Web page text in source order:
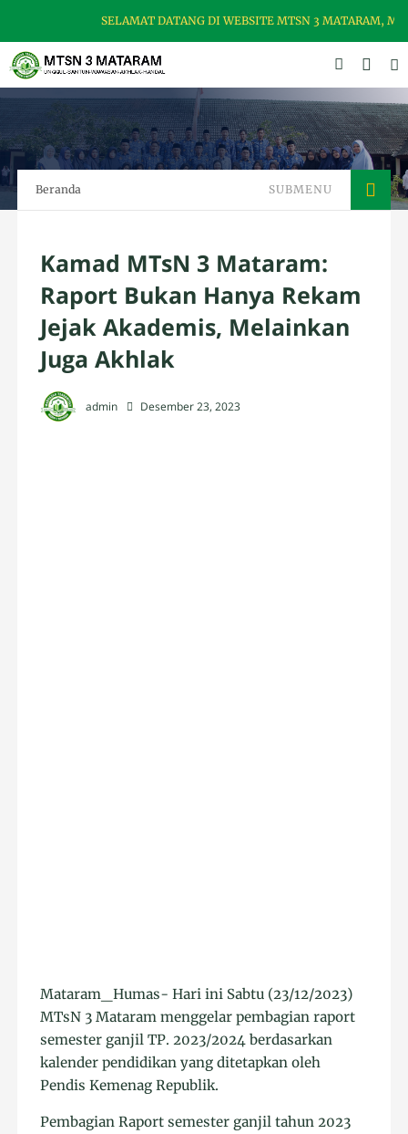
SELAMAT DATANG DI WEBSITE MTSN 3 MATARAM,
Beranda SUBMENU
Kamad MTsN 3 Mataram:
Raport Bukan Hanya Rekam
Jejak Akademis, Melainkan
Juga Akhlak
admin Desember 23, 2023
Mataram_Humas- Hari ini Sabtu (23/12/2023)
MTsN 3 Mataram menggelar pembagian raport
semester ganjil TP. 2023/2024 berdasarkan
kalender pendidikan yang ditetapkan oleh
Pendis Kemenag Republik.
Pembagian Raport semester ganjil tahun 2023